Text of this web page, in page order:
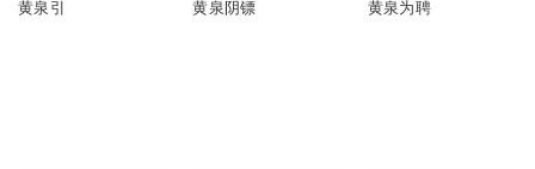
黄泉引 黄泉阴镖 黄泉为聘